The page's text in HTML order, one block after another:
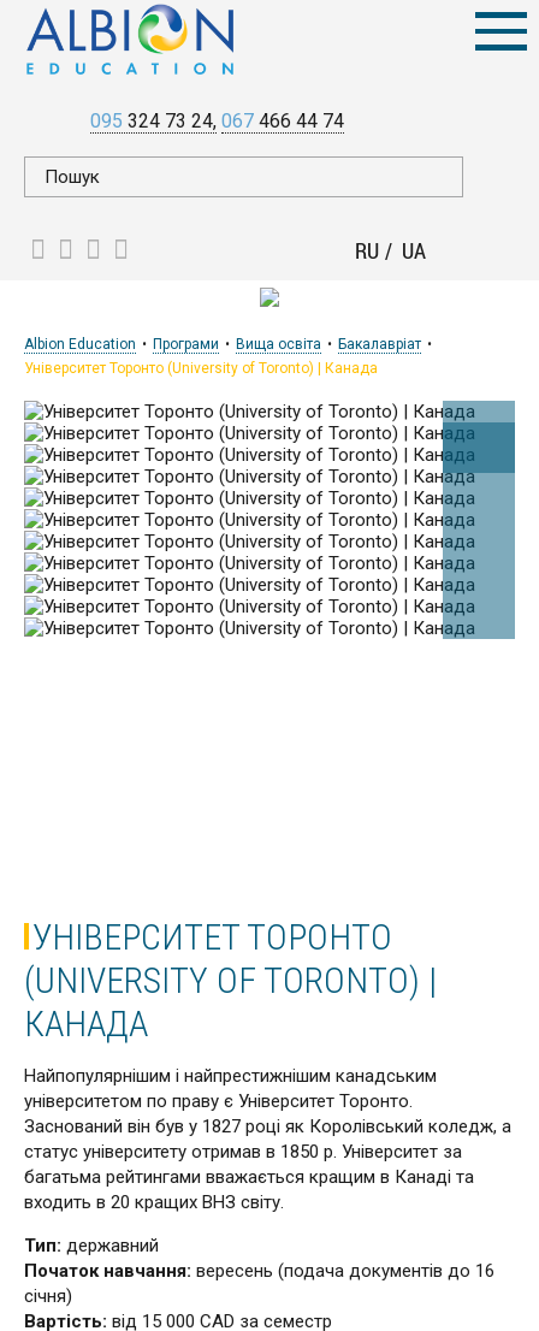
095 324 73 24 067 466 44 74
RU UA
Albion Education Програми Вища освіта
Бакалавріат
Університет Торонто (University of Toronto) | Канада
УНІВЕРСИТЕТ ТОРОНТО
(UNIVERSITY OF TORONTO) |
КАНАДА
Найпопулярнішим і найпрестижнішим канадським
університетом по праву є Університет Торонто.
Заснований він був у 1827 році як Королівський коледж, а
статус університету отримав в 1850 р. Університет за
багатьма рейтингами вважається кращим в Канаді та
входить в 20 кращих ВНЗ світу.
Тип: державний
Початок навчання: вересень (подача документів до 16
січня)
Вартість: від 15 000 CAD за семестр